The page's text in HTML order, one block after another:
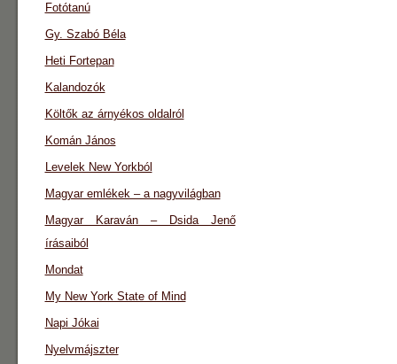
Fotótanú
Gy. Szabó Béla
Heti Fortepan
Kalandozók
Költők az árnyékos oldalról
Komán János
Levelek New Yorkból
Magyar emlékek – a nagyvilágban
Magyar Karaván – Dsida Jenő
írásaiból
Mondat
My New York State of Mind
Napi Jókai
Nyelvmájszter